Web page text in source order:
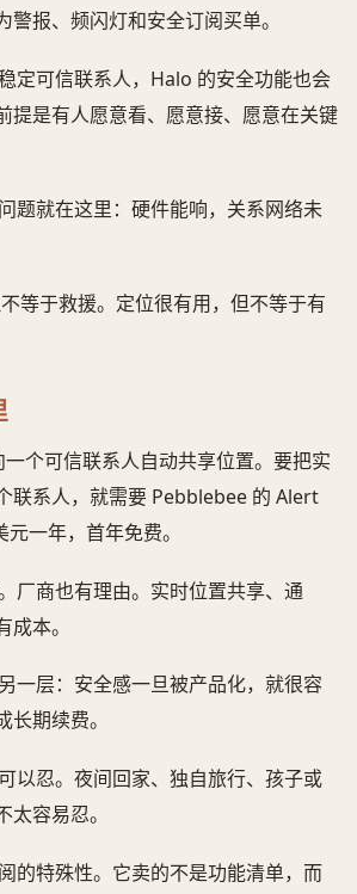
警报、频闪灯和安全订阅买单。
定可信联系人，Halo 的安全功能也会
提是有人愿意看、愿意接、愿意在关键
题就在这里：硬件能响，关系网络未
等于救援。定位很有用，但不等于有
个可信联系人自动共享位置。要把实
联系人，就需要 Pebblebee 的 Alert
一年，首年免费。
厂商也有理由。实时位置共享、通
本。
一层：安全感一旦被产品化，就很容
期续费。
以忍。夜间回家、独自旅行、孩子或
容易忍。
的特殊性。它卖的不是功能清单，而